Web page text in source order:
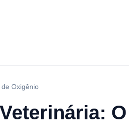
Oxigênio
O